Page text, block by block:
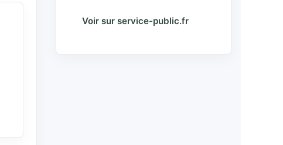
Voir sur service-public.fr